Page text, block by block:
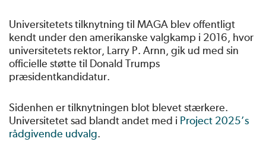
Universitetets tilknytning til MAGA blev offentligt
kendt under den amerikanske valgkamp i 2016, hvor
universitetets rektor, Larry P. Arnn, gik ud med sin
officielle støtte til Donald Trumps
præsidentkandidatur.
Sidenhen er tilknytningen blot blevet stærkere.
Universitetet sad blandt andet med i Project 2025’s
rådgivende udvalg.